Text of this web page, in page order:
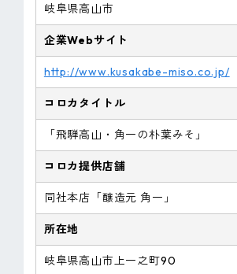
岐阜県高山市
企業Webサイト
http://www.kusakabe-miso.co.jp/
コロカタイトル
「飛騨高山・角一の朴葉みそ」
コロカ提供店舗
同社本店「醸造元 角一」
所在地
岐阜県高山市上一之町90